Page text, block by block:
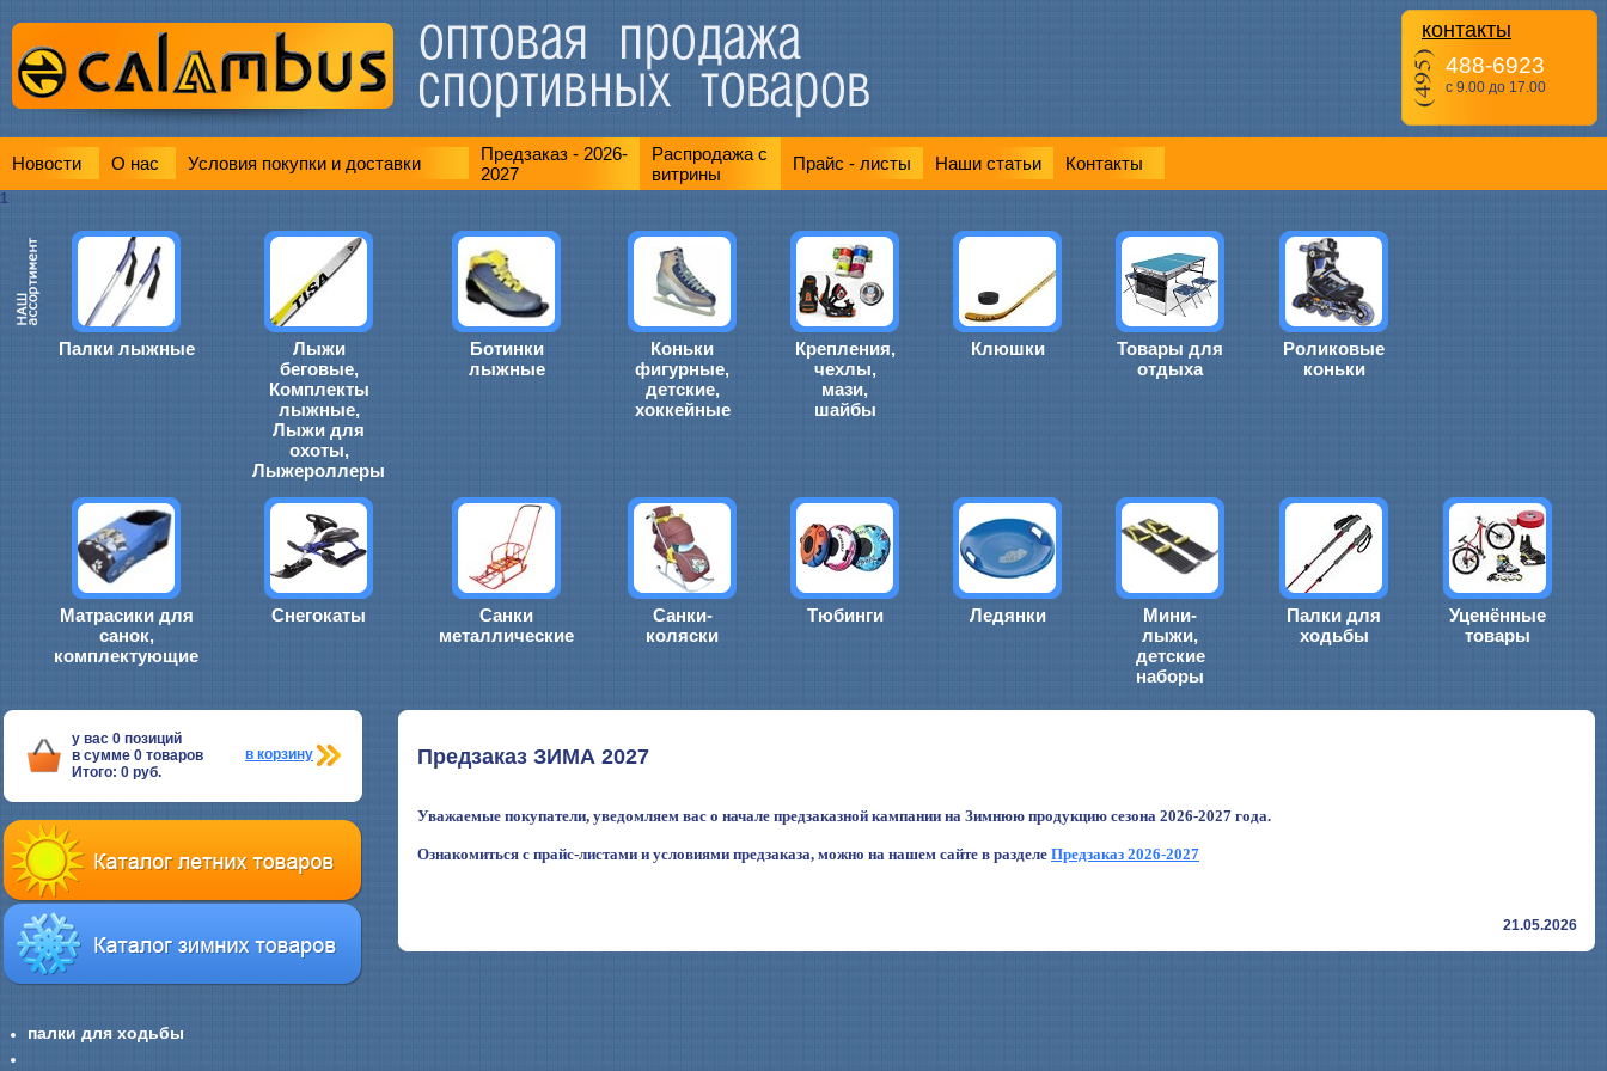
контакты
488-6923
с 9.00 до 17.00
Новости О нас Условия покупки и доставки
Предзаказ - 2026-
2027
Распродажа с
витрины
Прайс - листы Наши статьи Контакты
1
Палки лыжные
Лыжи
беговые,
Комплекты
лыжные,
Лыжи для
охоты,
Лыжероллеры
Ботинки
лыжные
Коньки
фигурные,
детские,
хоккейные
Крепления,
чехлы,
мази,
шайбы
Клюшки
Товары для
отдыха
Роликовые
коньки
Матрасики для
санок,
комплектующие
Снегокаты
Санки
металлические
Санки-
коляски
Тюбинги Ледянки
Мини-
лыжи,
детские
наборы
Палки для
ходьбы
Уценённые
товары
у вас 0 позиций
в сумме 0 товаров
Итого: 0 руб.
в корзину
палки для ходьбы
Предзаказ ЗИМА 2027
Уважаемые покупатели, уведомляем вас о начале предзаказной кампании на Зимнюю продукцию сезона 2026-2027 года.
Ознакомиться с прайс-листами и условиями предзаказа, можно на нашем сайте в разделе Предзаказ 2026-2027
21.05.2026